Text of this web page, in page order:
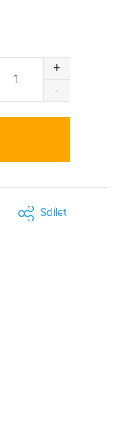
Sdílet